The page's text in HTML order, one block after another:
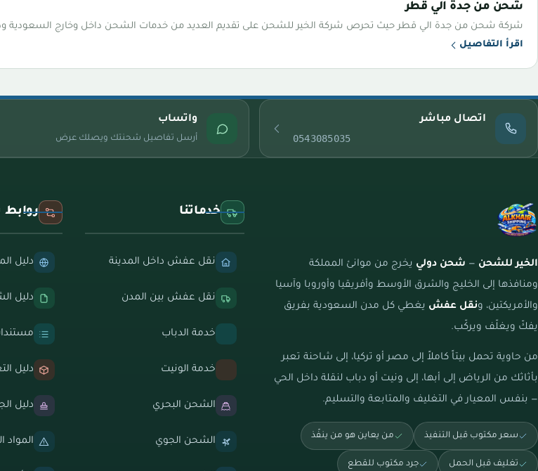
شحن من جدة الي قطر
شركة شحن من جدة الي قطر حيث تحرص شركة الخير للشحن على تقديم العديد من خدمات الشحن داخل وخارج السعودية
اقرأ التفاصيل
اتصال مباشر
0543085035
واتساب
أرسل تفاصيل شحنتك ويصلك عرض
الخير للشحن — شحن دولي يخرج من موانئ المملكة
ومنافذها إلى الخليج والشرق الأوسط وأفريقيا وأوروبا وآسيا
والأمريكتين، ونقل عفش يغطي كل مدن السعودية بفريق
يفكّ ويغلّف ويركّب.
من حاوية تحمل بيتاً كاملاً إلى مصر أو تركيا، إلى شاحنة تعبر
بأثاثك من الرياض إلى أبها، إلى ونيت أو دباب لنقلة داخل الحي
— بنفس المعيار في التغليف والمتابعة والتسليم.
سعر مكتوب قبل التنفيذ من يعاين هو من ينفّذ
تغليف قبل الحمل جرد مكتوب للقطع
خدماتنا
نقل عفش داخل المدينة
نقل عفش بين المدن
خدمة الدباب
خدمة الونيت
الشحن البحري
الشحن الجوي
دليل
دليل
دليل
دليل
المواد